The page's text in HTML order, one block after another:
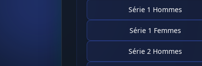
Série 1 Hommes
Série 1 Femmes
Série 2 Hommes